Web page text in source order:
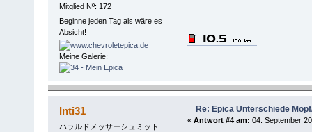
Mitglied Nº: 172
Beginne jeden Tag als wäre es
Absicht!
Meine Galerie:
Inti31
ハラルドメッサーシュミット
Re: Epica Unterschiede
« Antwort #4 am: 04. September